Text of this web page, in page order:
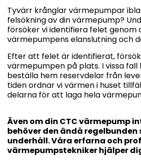
Tyvärr krånglar värmepumpar
felsökning av din värmepump?
försöker vi identifiera felet
värmepumpens elanslutning och
Efter att felet är identifierat,
värmepumpen på plats. I vissa fall
beställa hem reservdelar från
tiden ordnar vi värmen i huset
delarna för att laga hela
Även om din CTC värmepump
behöver den ändå regelbunden
underhåll. Våra erfarna och
värmepumpstekniker hjälper